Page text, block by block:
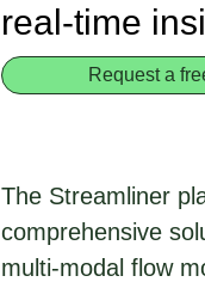
real-time
Request a
The Streamliner
comprehensive
multi-modal flow